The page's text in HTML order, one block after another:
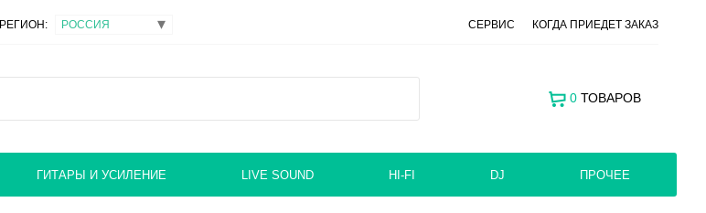
РЕГИОН: СЕРВИС КОГДА ПРИЕДЕТ ЗАКАЗ
0 ТОВАРОВ
ГИТАРЫ И УСИЛЕНИЕ LIVE SOUND HI-FI DJ ПРОЧЕЕ